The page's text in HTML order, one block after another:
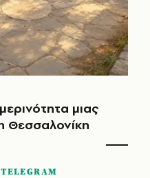
μιας
Θεσσαλονίκη